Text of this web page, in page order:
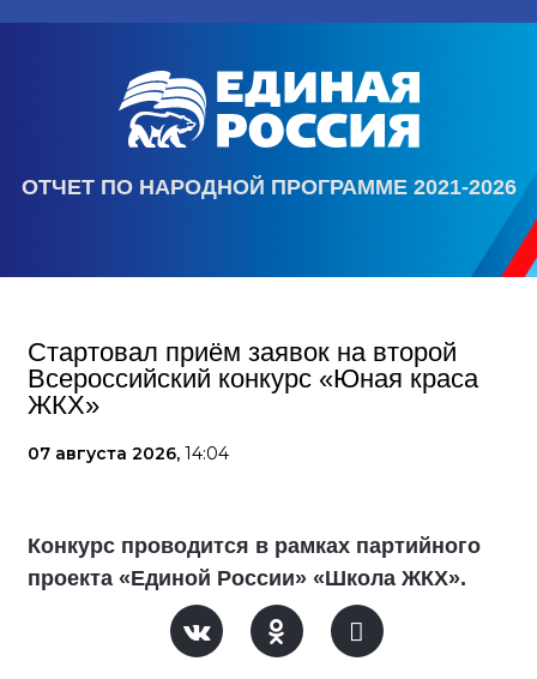
ОТЧЕТ ПО НАРОДНОЙ ПРОГРАММЕ 2021-2026
Стартовал приём заявок на второй
Всероссийский конкурс «Юная краса
ЖКХ»
07 августа 2026, 14:04
Конкурс проводится в рамках партийного
проекта «Единой России» «Школа ЖКХ».